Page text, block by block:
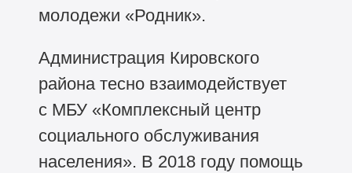
молодежи «Родник».
Администрация Кировского
района тесно взаимодействует
с МБУ «Комплексный центр
социального обслуживания
населения». В 2018 году помощь